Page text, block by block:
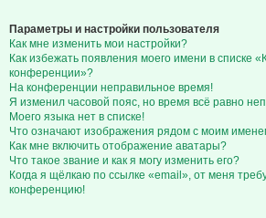
Параметры и настройки пользователя
Как мне изменить мои настройки?
Как избежать появления моего имени в списке
конференции»?
На конференции неправильное время!
Я изменил часовой пояс, но время всё равно
Моего языка нет в списке!
Что означают изображения рядом с моим
Как мне включить отображение аватары?
Что такое звание и как я могу изменить его?
Когда я щёлкаю по ссылке «email», от меня
конференцию!